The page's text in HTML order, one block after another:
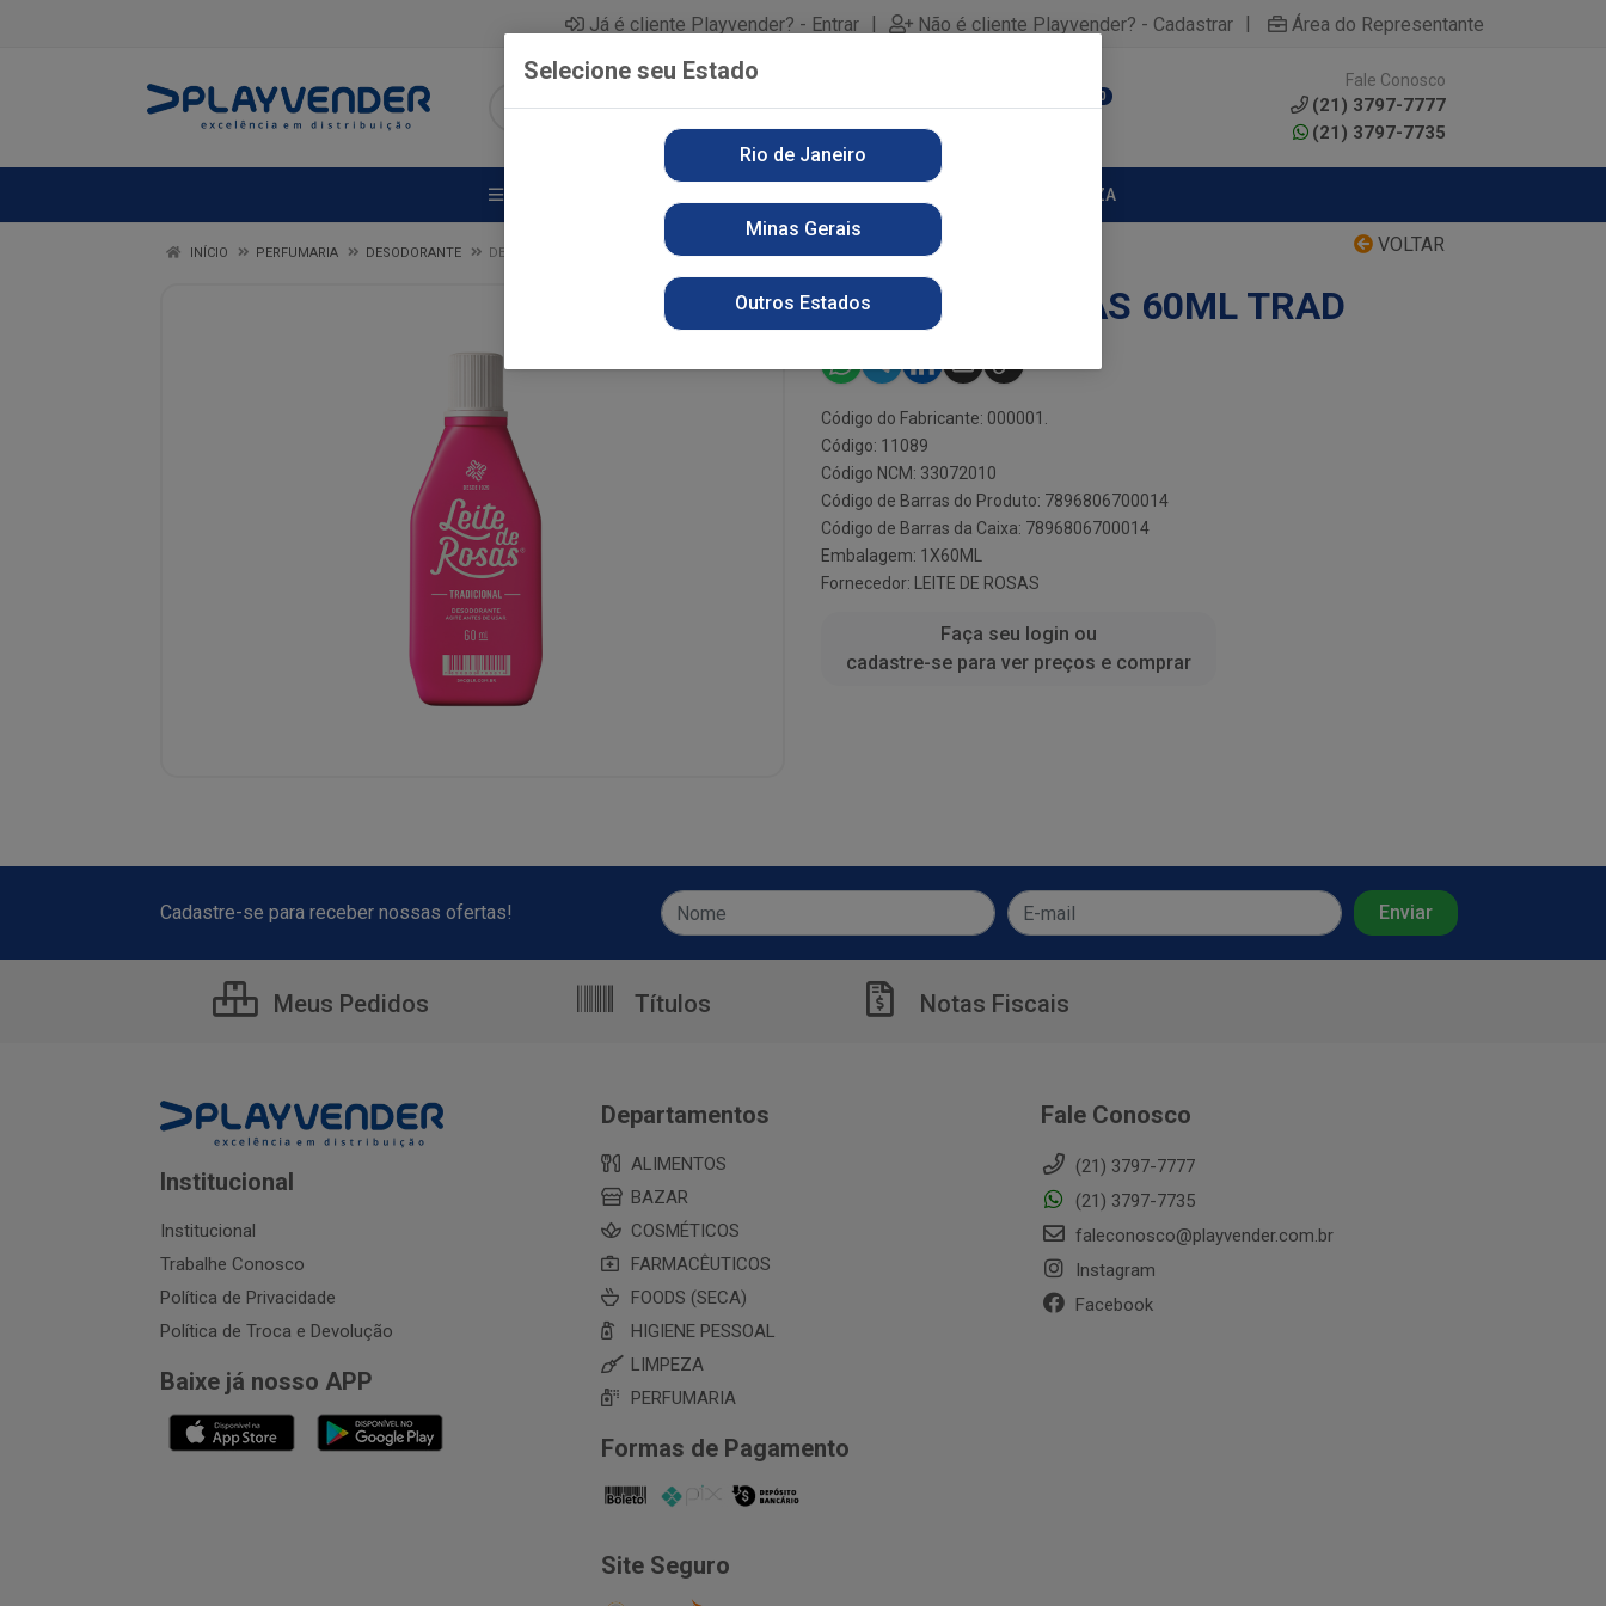
Já é cliente Playvender? - Entrar | Não é cliente Playvender? - Cadastrar | Área do Representante
0
Fale Conosco
(21) 3797-7777
(21) 3797-7735
LIMPEZA
VOLTAR
INÍCIO PERFUMARIA DESODORANTE DES LEITE ROSAS 60ML TRAD
DES LEITE ROSAS 60ML TRAD
Código do Fabricante: 000001.
Código: 11089
Código NCM: 33072010
Código de Barras do Produto: 7896806700014
Código de Barras da Caixa: 7896806700014
Embalagem: 1X60ML
Fornecedor:
LEITE DE ROSAS
Faça seu login ou
cadastre-se para ver preços e comprar
Cadastre-se para receber nossas ofertas!
Meus Pedidos Títulos Notas Fiscais
Institucional
Institucional
Trabalhe Conosco
Política de Privacidade
Política de Troca e Devolução
Baixe já nosso APP
Departamentos
ALIMENTOS
BAZAR
COSMÉTICOS
FARMACÊUTICOS
FOODS (SECA)
HIGIENE PESSOAL
LIMPEZA
PERFUMARIA
Formas de Pagamento
Site Seguro
Fale Conosco
(21) 3797-7777
(21) 3797-7735
faleconosco@playvender.com.br
Instagram
Facebook
Selecione seu Estado
Rio de Janeiro
Minas Gerais
Outros Estados